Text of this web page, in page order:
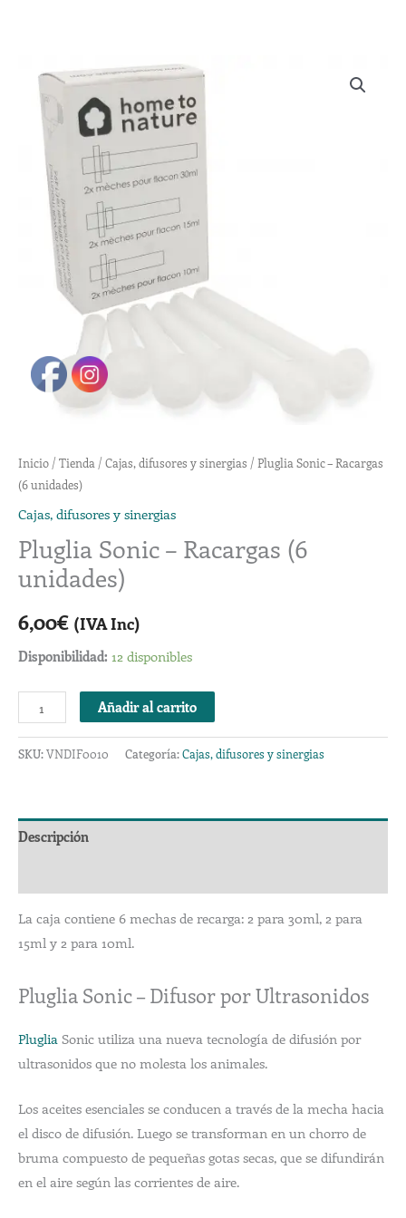
Inicio /Tienda /Cajas, difusores y sinergias / Pluglia Sonic – Racargas
(6 unidades)
Cajas, difusores y sinergias
Pluglia Sonic – Racargas (6
unidades)
6,00€ (IVA Inc)
Disponibilidad: 12 disponibles
Sonic
unidades)
cantidad
Añadir al carrito
SKU:VNDIF0010 Categoría:Cajas, difusores y sinergias
Descripción
La caja contiene 6 mechas de recarga: 2 para 30ml, 2 para
15ml y 2 para 10ml.
Pluglia Sonic – Difusor por Ultrasonidos
Pluglia Sonic utiliza una nueva tecnología de difusión por
ultrasonidos que no molesta los animales.
Los aceites esenciales se conducen a través de la mecha hacia
el disco de difusión. Luego se transforman en un chorro de
bruma compuesto de pequeñas gotas secas, que se difundirán
en el aire según las corrientes de aire.